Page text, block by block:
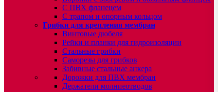
С ПВХ фланецем
С трапом и опорным кольцом
Грибки для крепления мембран
Винтовые дюбеля
Рейки и планки для гидроизоляции
Стальные грибки
Саморезы для грибков
Забивные стальные анкера
Дорожки для ПВХ мембран
Держатели молниеотводов